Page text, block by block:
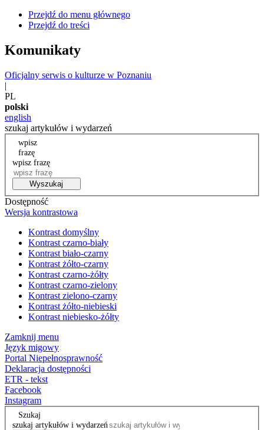
Przejdź do menu głównego
Przejdź do treści
Komunikaty
Oficjalny serwis o kulturze w Poznaniu
|
PL
polski
english
szukaj artykułów i wydarzeń
wpisz
frazę
wpisz frazę
Wyszukaj
Dostępność
Wersja kontrastowa
Kontrast domyślny
Kontrast czarno-biały
Kontrast biało-czarny
Kontrast żółto-czarny
Kontrast czarno-żółty
Kontrast czarno-zielony
Kontrast zielono-czarny
Kontrast żółto-niebieski
Kontrast niebiesko-żółty
Zamknij menu
Język migowy
Portal Niepełnosprawność
Deklaracja dostępności
ETR - tekst
Facebook
Instagram
Szukaj
szukaj artykułów i wydarzeń